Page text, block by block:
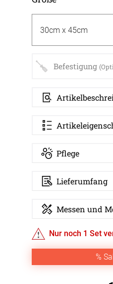
Befestigung
Pflege
Lieferumfang
Messen und
Nur noch 1 Set
%